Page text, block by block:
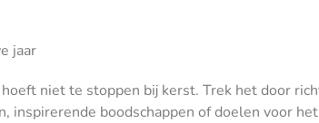
jaar
niet te stoppen bij kerst. Trek het door
inspirerende boodschappen of doelen voor